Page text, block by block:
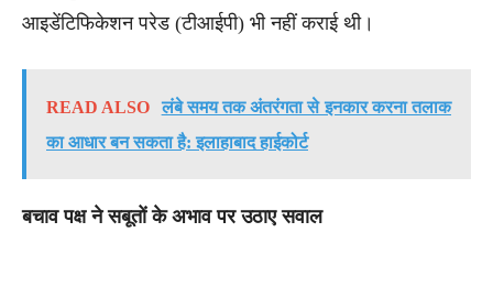
आइडेंटिफिकेशन परेड (टीआईपी) भी नहीं कराई थी।
READ ALSO
लंबे समय तक अंतरंगता से इनकार करना तलाक
का आधार बन सकता है: इलाहाबाद हाईकोर्ट
बचाव पक्ष ने सबूतों के अभाव पर उठाए सवाल